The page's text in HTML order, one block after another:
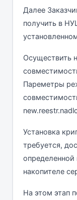
Далее
получить в
Осуществить
Пареметры
Установка
требуется,
определенной
накопителе
На этом этап